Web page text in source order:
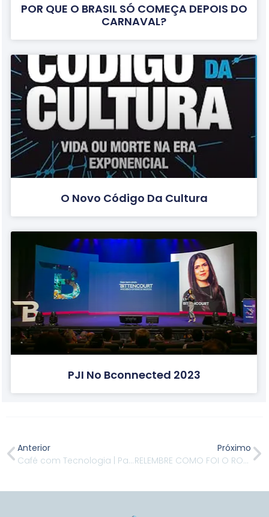
POR QUE O BRASIL SÓ COMEÇA DEPOIS DO
CARNAVAL?
O Novo Código Da Cultura
PJI No Bconnected 2023
Anterior
Café com Tecnologia | Paulo Junior – Estratégia competitiva em tempos de crise
Próximo
RELEMBRE COMO FOI O ROCK IN RIO ACADEMY 2015 by HSM EDUCAÇÃO EXECUTIVA